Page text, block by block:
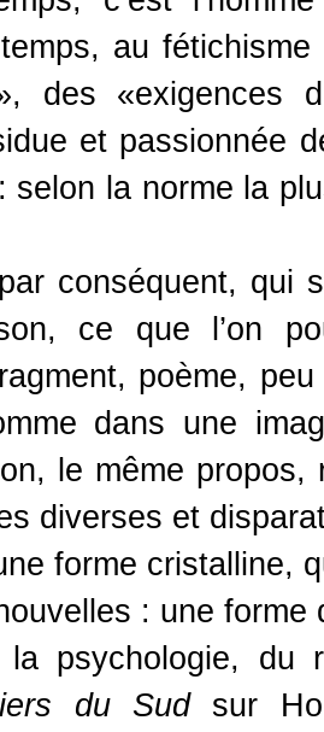
temps, au
des
et passionnée
selon la norme la
conséquent, qui
ce que l’on
poème,
dans une
le même
diverses et
forme cristalline,
: une
psychologie, du
du Sudsur